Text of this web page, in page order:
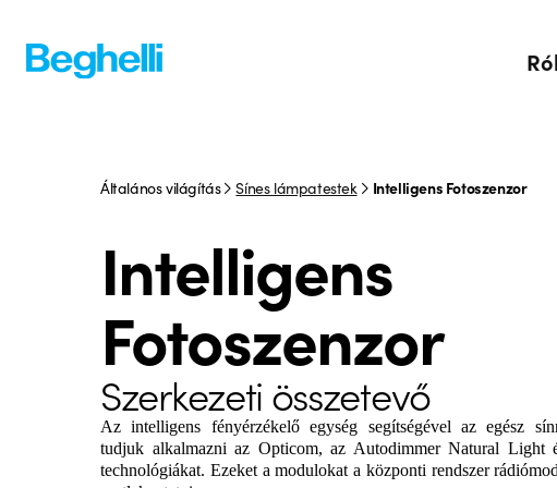
Általános világítás Sínes lámpatestek Intelligens Fotoszenzor
Intelligens
Fotoszenzor
Szerkezeti összetevő
Az intelligens fényérzékelő egység segítségével az egész
tudjuk alkalmazni az Opticom, az Autodimmer Natural Light
technológiákat. Ezeket a modulokat a központi rendszer